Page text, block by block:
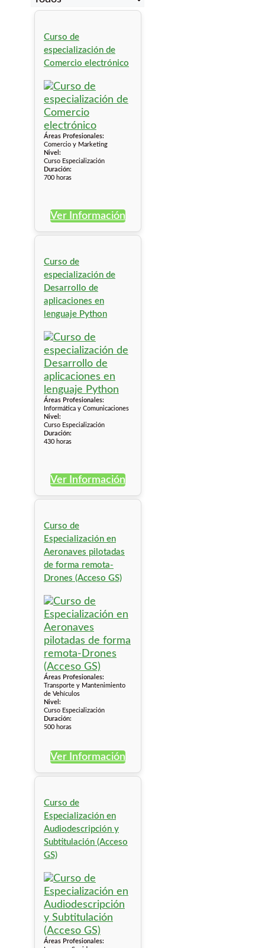
Curso de
especialización de
Comercio electrónico
Áreas Profesionales:
Comercio y Marketing
Nivel:
Curso Especialización
Duración:
700 horas
Ver Información
Curso de
especialización de
Desarrollo de
aplicaciones en
lenguaje Python
Áreas Profesionales:
Informática y Comunicaciones
Nivel:
Curso Especialización
Duración:
430 horas
Ver Información
Curso de
Especialización en
Aeronaves pilotadas
de forma remota-
Drones (Acceso GS)
Áreas Profesionales:
Transporte y Mantenimiento
de Vehículos
Nivel:
Curso Especialización
Duración:
500 horas
Ver Información
Curso de
Especialización en
Audiodescripción y
Subtitulación (Acceso
GS)
Áreas Profesionales: